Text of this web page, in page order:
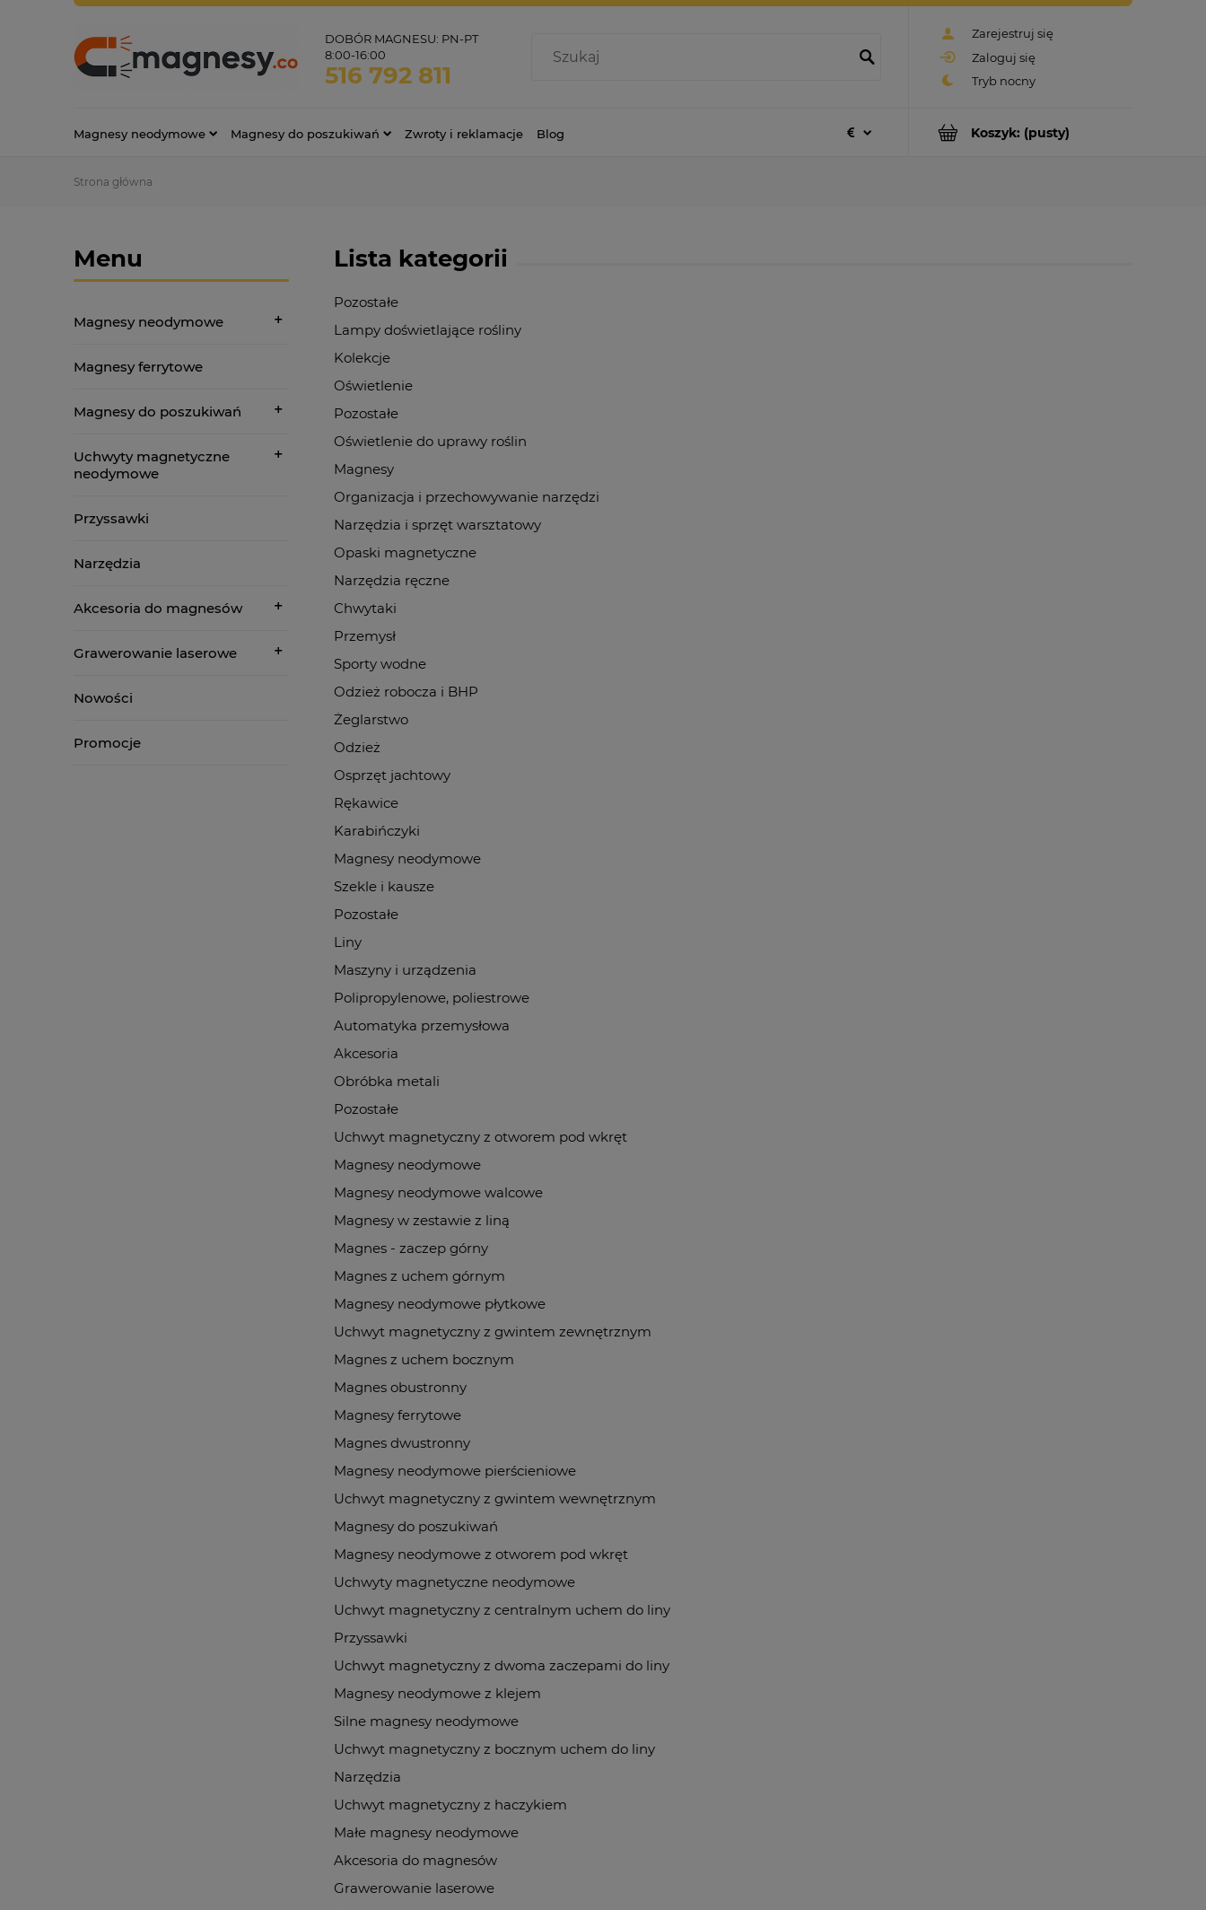
Zarejestruj się
Zaloguj się
DOBÓR MAGNESU: PN-PT
8:00-16:00
516 792 811
Koszyk: (pusty)
Magnesy neodymowe Magnesy do poszukiwań Zwroty i reklamacje Blog
Strona główna
Menu
Magnesy neodymowe
Magnesy ferrytowe
Magnesy do poszukiwań
Uchwyty magnetyczne
neodymowe
Przyssawki
Narzędzia
Akcesoria do magnesów
Grawerowanie laserowe
Nowości
Promocje
Lista kategorii
Pozostałe
Lampy doświetlające rośliny
Kolekcje
Oświetlenie
Pozostałe
Oświetlenie do uprawy roślin
Magnesy
Organizacja i przechowywanie narzędzi
Narzędzia i sprzęt warsztatowy
Opaski magnetyczne
Narzędzia ręczne
Chwytaki
Przemysł
Sporty wodne
Odzież robocza i BHP
Żeglarstwo
Odzież
Osprzęt jachtowy
Rękawice
Karabińczyki
Magnesy neodymowe
Szekle i kausze
Pozostałe
Liny
Maszyny i urządzenia
Polipropylenowe, poliestrowe
Automatyka przemysłowa
Akcesoria
Obróbka metali
Pozostałe
Uchwyt magnetyczny z otworem pod wkręt
Magnesy neodymowe
Magnesy neodymowe walcowe
Magnesy w zestawie z liną
Magnes - zaczep górny
Magnes z uchem górnym
Magnesy neodymowe płytkowe
Uchwyt magnetyczny z gwintem zewnętrznym
Magnes z uchem bocznym
Magnes obustronny
Magnesy ferrytowe
Magnes dwustronny
Magnesy neodymowe pierścieniowe
Uchwyt magnetyczny z gwintem wewnętrznym
Magnesy do poszukiwań
Magnesy neodymowe z otworem pod wkręt
Uchwyty magnetyczne neodymowe
Uchwyt magnetyczny z centralnym uchem do liny
Przyssawki
Uchwyt magnetyczny z dwoma zaczepami do liny
Magnesy neodymowe z klejem
Silne magnesy neodymowe
Uchwyt magnetyczny z bocznym uchem do liny
Narzędzia
Uchwyt magnetyczny z haczykiem
Małe magnesy neodymowe
Akcesoria do magnesów
Grawerowanie laserowe